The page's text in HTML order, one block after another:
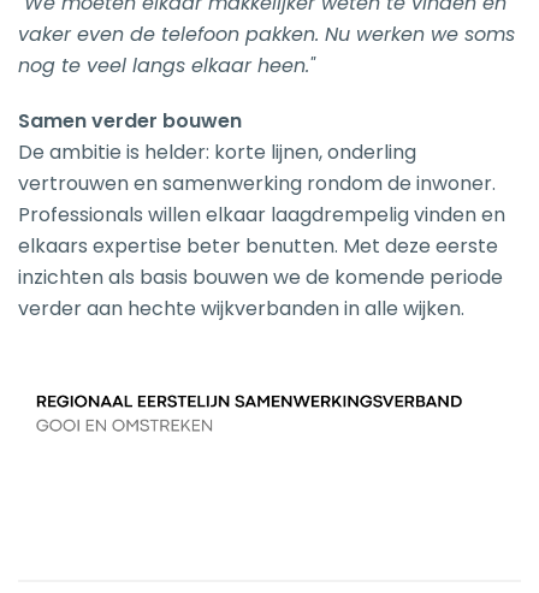
vaker even de telefoon pakken. Nu werken we soms
nog te veel langs elkaar heen."
Samen verder bouwen
De ambitie is helder: korte lijnen, onderling
vertrouwen en samenwerking rondom de inwoner.
Professionals willen elkaar laagdrempelig vinden en
elkaars expertise beter benutten. Met deze eerste
inzichten als basis bouwen we de komende periode
verder aan hechte wijkverbanden in alle wijken.